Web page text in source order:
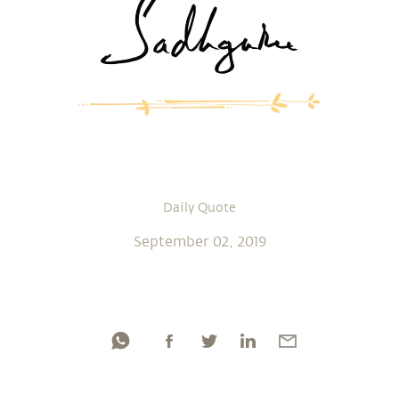
Daily Quote
September 02, 2019